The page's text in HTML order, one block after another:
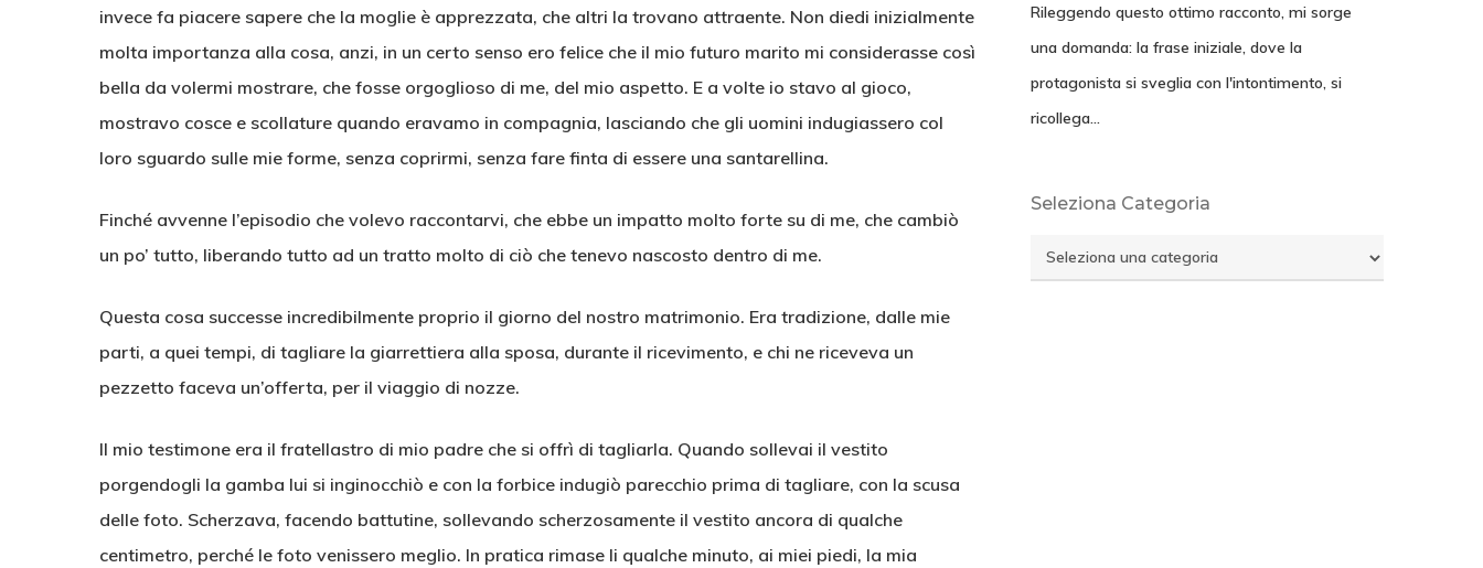
invece fa piacere sapere che la moglie è apprezzata, che altri la trovano attraente. Non diedi inizialmente
molta importanza alla cosa, anzi, in un certo senso ero felice che il mio futuro marito mi considerasse così
bella da volermi mostrare, che fosse orgoglioso di me, del mio aspetto. E a volte io stavo al gioco,
mostravo cosce e scollature quando eravamo in compagnia, lasciando che gli uomini indugiassero col
loro sguardo sulle mie forme, senza coprirmi, senza fare finta di essere una santarellina.
Finché avvenne l’episodio che volevo raccontarvi, che ebbe un impatto molto forte su di me, che cambiò
un po’ tutto, liberando tutto ad un tratto molto di ciò che tenevo nascosto dentro di me.
Questa cosa successe incredibilmente proprio il giorno del nostro matrimonio. Era tradizione, dalle mie
parti, a quei tempi, di tagliare la giarrettiera alla sposa, durante il ricevimento, e chi ne riceveva un
pezzetto faceva un’offerta, per il viaggio di nozze.
Il mio testimone era il fratellastro di mio padre che si offrì di tagliarla. Quando sollevai il vestito
porgendogli la gamba lui si inginocchiò e con la forbice indugiò parecchio prima di tagliare, con la scusa
delle foto. Scherzava, facendo battutine, sollevando scherzosamente il vestito ancora di qualche
centimetro, perché le foto venissero meglio. In pratica rimase li qualche minuto, ai miei piedi, la mia
Rileggendo questo ottimo racconto, mi sorge
una domanda: la frase iniziale, dove la
protagonista si sveglia con l'intontimento, si
ricollega…
Seleziona Categoria
Seleziona
Categoria